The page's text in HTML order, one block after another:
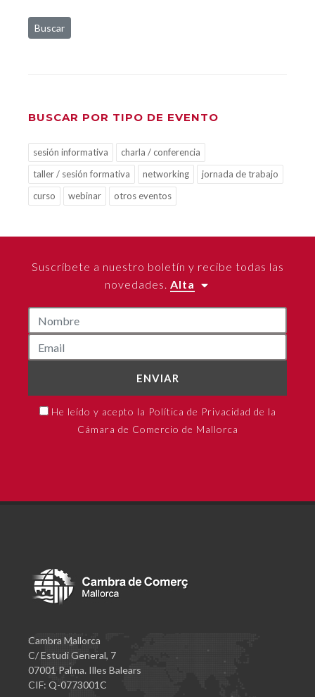
Buscar
BUSCAR POR TIPO DE EVENTO
sesión informativa
charla / conferencia
taller / sesión formativa
networking
jornada de trabajo
curso
webinar otros eventos
Suscríbete a nuestro boletín y recibe todas las
novedades. Alta
ENVIAR
He leído y acepto la Política de Privacidad de la
Cámara de Comercio de Mallorca
Cambra Mallorca
C/ Estudi General, 7
07001 Palma. Illes Balears
CIF: Q-0773001C